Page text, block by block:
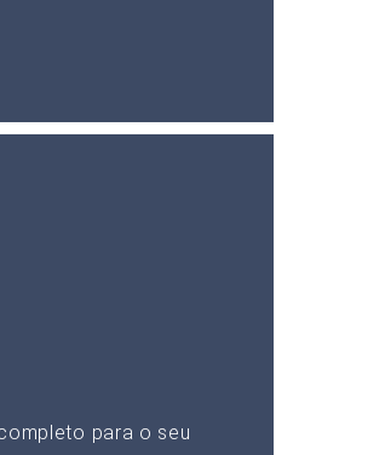
para o seu